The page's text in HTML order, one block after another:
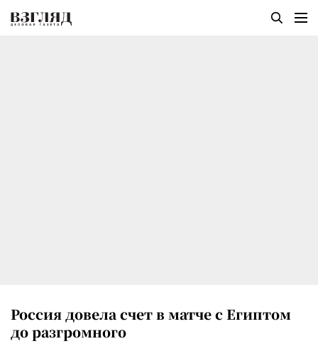
Россия довела счет в матче с Египтом
до разгромного